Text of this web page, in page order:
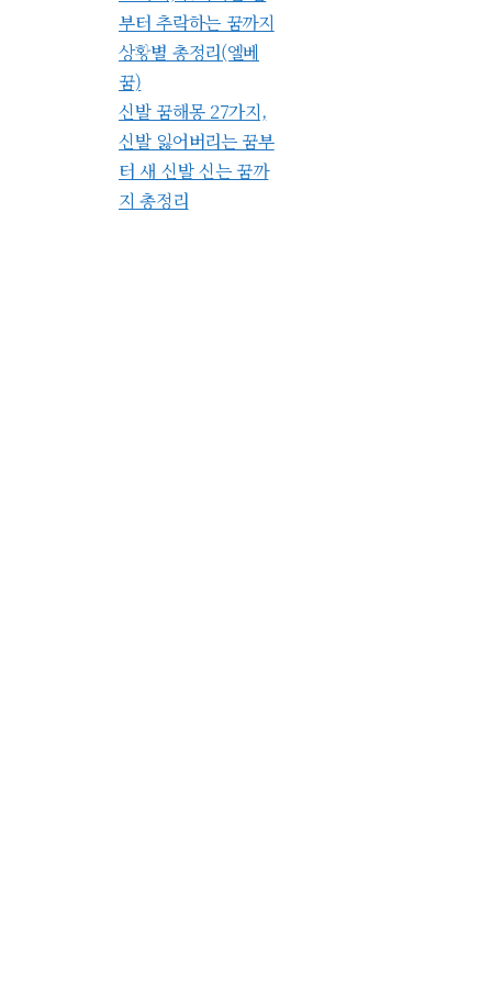
부터 추락하는 꿈까지
상황별 총정리(엘베
꿈)
신발 꿈해몽 27가지,
신발 잃어버리는 꿈부
터 새 신발 신는 꿈까
지 총정리